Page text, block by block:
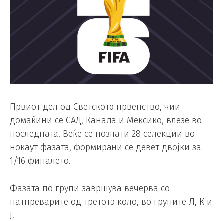
Првиот дел од Светското првенство, чии
домаќини се САД, Канада и Мексико, влезе во
последната. Веќе се познати 28 селекции во
нокаут фазата, формирани се девет двојки за
1/16 финалето.
Фазата по групи завршува вечерва со
натпреварите од третото коло, во групите Л, К и
Ј.